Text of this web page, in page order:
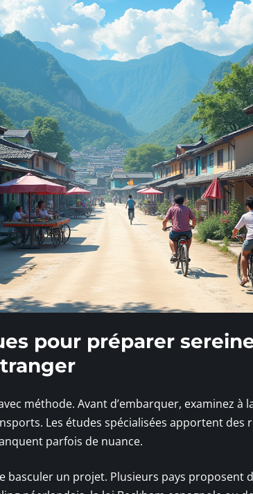
pour préparer
méthode. Avant d’embarquer, examinez à
Les études spécialisées apportent des
parfois de nuance.
basculer un projet. Plusieurs pays proposent